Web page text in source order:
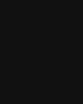
'70']])